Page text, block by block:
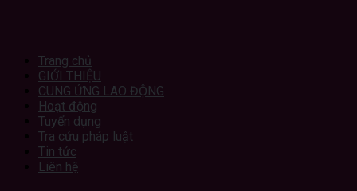
Trang chủ
GIỚI THIỆU
CUNG ỨNG LAO ĐỘNG
Hoạt động
Tuyển dụng
Tra cứu pháp luật
Tin tức
Liên hệ